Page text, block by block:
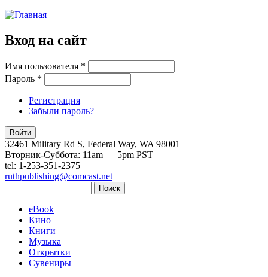
Опустить
Вход на сайт
Имя пользователя *
Пароль *
Регистрация
Забыли пароль?
32461 Military Rd S, Federal Way, WA 98001
Вторник-Суббота: 11am — 5pm PST
tel: 1-253-351-2375
ruthpublishing@comcast.net
eBook
Кино
Книги
Музыка
Открытки
Сувениры